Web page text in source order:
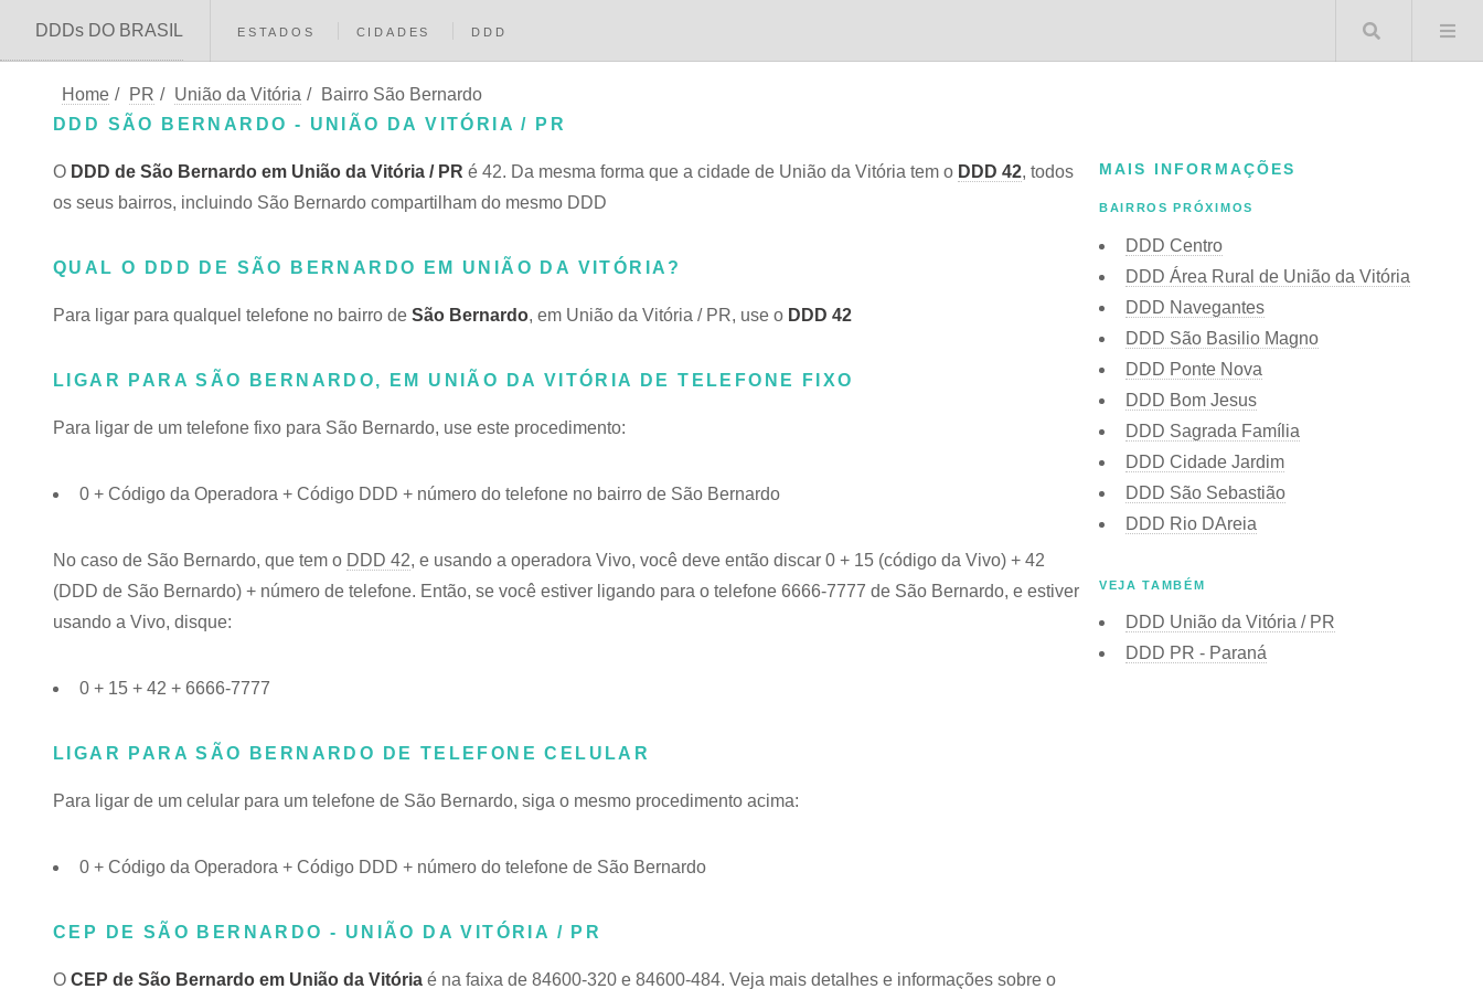
DDDs DO BRASIL ESTADOS CIDADES DDD Buscar
Home / PR / União da Vitória /
Bairro São Bernardo
DDD SÃO BERNARDO - UNIÃO DA VITÓRIA / PR
O DDD de São Bernardo em União da Vitória / PR é 42. Da mesma forma que a cidade de União da Vitória tem o DDD 42, todos
os seus bairros, incluindo São Bernardo compartilham do mesmo DDD
QUAL O DDD DE SÃO BERNARDO EM UNIÃO DA VITÓRIA?
Para ligar para qualquel telefone no bairro de São Bernardo, em União da Vitória / PR, use o DDD 42
LIGAR PARA SÃO BERNARDO, EM UNIÃO DA VITÓRIA DE TELEFONE FIXO
Para ligar de um telefone fixo para São Bernardo, use este procedimento:
0 + Código da Operadora + Código DDD + número do telefone no bairro de São Bernardo
No caso de São Bernardo, que tem o DDD 42, e usando a operadora Vivo, você deve então discar 0 + 15 (código da Vivo) + 42
(DDD de São Bernardo) + número de telefone. Então, se você estiver ligando para o telefone 6666-7777 de São Bernardo, e estiver
usando a Vivo, disque:
0 + 15 + 42 + 6666-7777
LIGAR PARA SÃO BERNARDO DE TELEFONE CELULAR
Para ligar de um celular para um telefone de São Bernardo, siga o mesmo procedimento acima:
0 + Código da Operadora + Código DDD + número do telefone de São Bernardo
CEP DE SÃO BERNARDO - UNIÃO DA VITÓRIA / PR
O CEP de São Bernardo em União da Vitória é na faixa de 84600-320 e 84600-484. Veja mais detalhes e informações sobre o
MAIS INFORMAÇÕES
BAIRROS PRÓXIMOS
DDD Centro
DDD Área Rural de União da Vitória
DDD Navegantes
DDD São Basilio Magno
DDD Ponte Nova
DDD Bom Jesus
DDD Sagrada Família
DDD Cidade Jardim
DDD São Sebastião
DDD Rio DAreia
VEJA TAMBÉM
DDD União da Vitória / PR
DDD PR - Paraná